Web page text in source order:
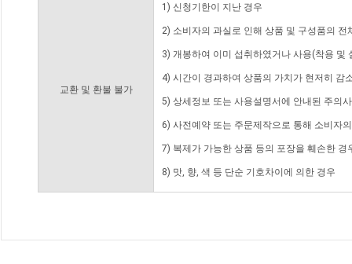
교환 및 환불 불가
1) 신청기한이 지난 경우
2) 소비자의 과실로 인해 상품 및 구성품의
3) 개봉하여 이미 섭취하였거나 사용(착용 및
4) 시간이 경과하여 상품의 가치가 현저히 감
5) 상세정보 또는 사용설명서에 안내된 주의
6) 사전예약 또는 주문제작으로 통해 소비자
7) 복제가 가능한 상품 등의 포장을 훼손한 경
8) 맛, 향, 색 등 단순 기호차이에 의한 경우